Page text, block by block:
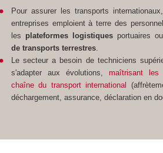
Pour assurer les transports
entreprises emploient à terre des
les plateformes logistiquesportuaires
de transports terrestres.
Le secteur a besoin de techniciens
s'adapter aux évolutions, maîtrisant
chaîne du transport international
déchargement, assurance, déclaration en